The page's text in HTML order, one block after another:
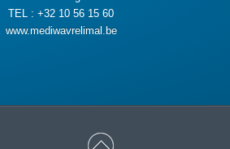
TEL : +32 10 56 15 60
www.mediwavrelimal.be